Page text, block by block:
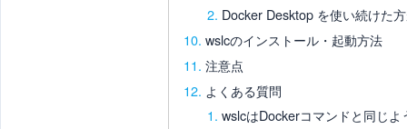
Docker Desktop を使い続けた
wslcのインストール・起動方法
注意点
よくある質問
wslcはDockerコマンドと同じよ